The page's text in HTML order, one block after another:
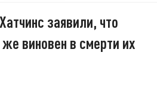
заявили, что
виновен в смерти их